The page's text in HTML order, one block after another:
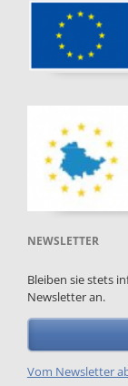
NEWSLETTER
Bleiben sie stets
Newsletter an.
Vom Newsletter